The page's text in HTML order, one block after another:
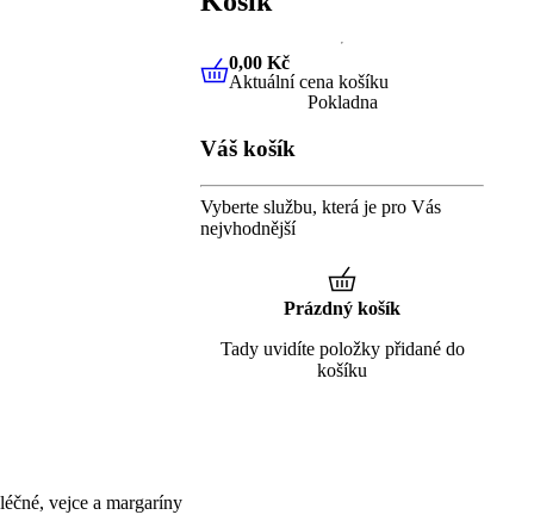
vejce a margaríny
0,00 KčAktuální cena košíku
0,00 Kč
Aktuální cena košíku
Pokladna
Váš košík
Vyberte službu, která je pro Vás
nejvhodnější
Prázdný košík
Tady uvidíte položky přidané do
košíku